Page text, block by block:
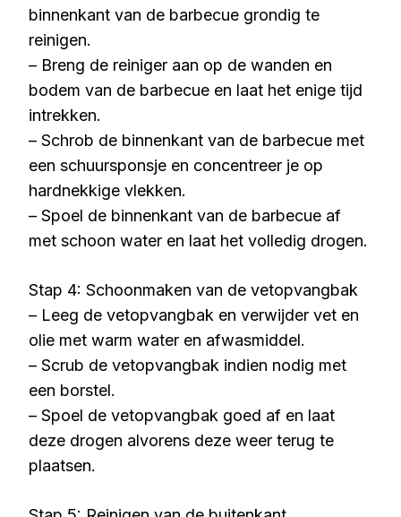
binnenkant van de barbecue grondig te
reinigen.
– Breng de reiniger aan op de wanden en
bodem van de barbecue en laat het enige tijd
intrekken.
– Schrob de binnenkant van de barbecue met
een schuursponsje en concentreer je op
hardnekkige vlekken.
– Spoel de binnenkant van de barbecue af
met schoon water en laat het volledig drogen.
Stap 4: Schoonmaken van de vetopvangbak
– Leeg de vetopvangbak en verwijder vet en
olie met warm water en afwasmiddel.
– Scrub de vetopvangbak indien nodig met
een borstel.
– Spoel de vetopvangbak goed af en laat
deze drogen alvorens deze weer terug te
plaatsen.